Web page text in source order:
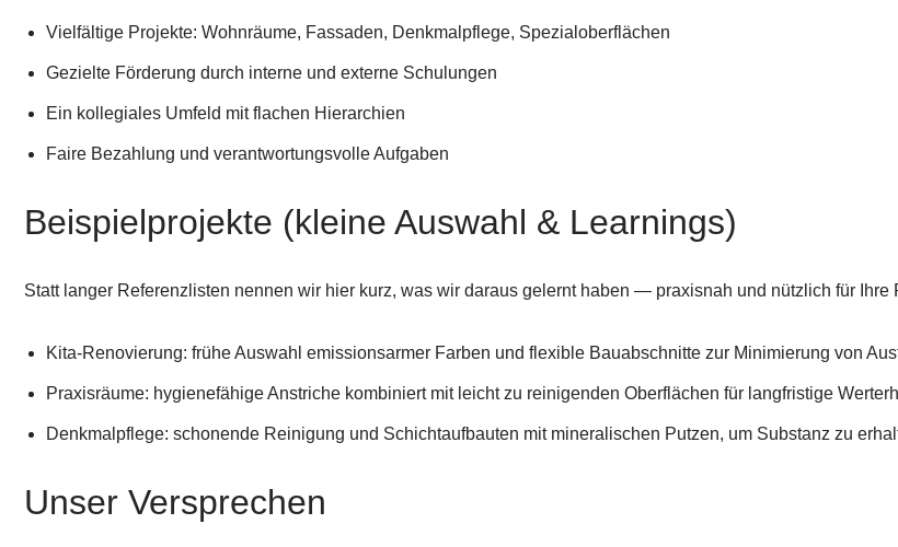
Vielfältige Projekte: Wohnräume, Fassaden, Denkmalpflege, Spezialoberflächen
Gezielte Förderung durch interne und externe Schulungen
Ein kollegiales Umfeld mit flachen Hierarchien
Faire Bezahlung und verantwortungsvolle Aufgaben
Beispielprojekte (kleine Auswahl & Learnings)
Statt langer Referenzlisten nennen wir hier kurz, was wir daraus gelernt haben — praxisnah und nützlich für Ihre
Kita-Renovierung: frühe Auswahl emissionsarmer Farben und flexible Bauabschnitte zur Minimierung von
Praxisräume: hygienefähige Anstriche kombiniert mit leicht zu reinigenden Oberflächen für langfristige
Denkmalpflege: schonende Reinigung und Schichtaufbauten mit mineralischen Putzen, um Substanz zu
Unser Versprechen